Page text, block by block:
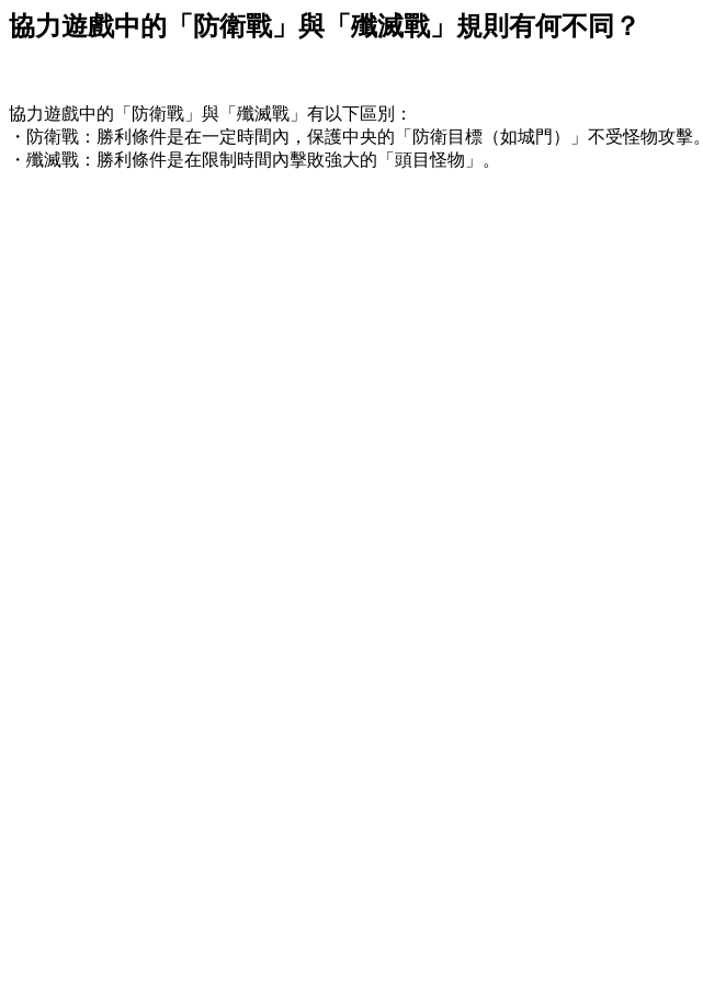
協力遊戲中的「防衛戰」與「殲滅戰」規則有何不同？
協力遊戲中的「防衛戰」與「殲滅戰」有以下區別：
・防衛戰：勝利條件是在一定時間內，保護中央的「防衛目標（如城門）」不受怪物攻擊。
・殲滅戰：勝利條件是在限制時間內擊敗強大的「頭目怪物」。